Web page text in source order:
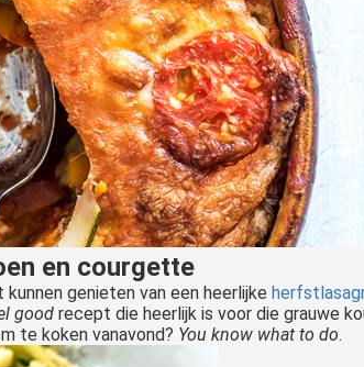
en courgette
genieten van een heerlijke
good recept die heerlijk is voor die grauwe
te koken vanavond? You know what to do.